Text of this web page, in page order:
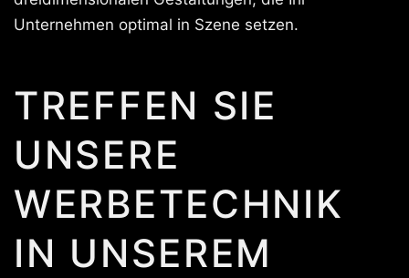
Unternehmen optimal in Szene setzen.
TREFFEN SIE
UNSERE
WERBETECHNIK
IN UNSEREM